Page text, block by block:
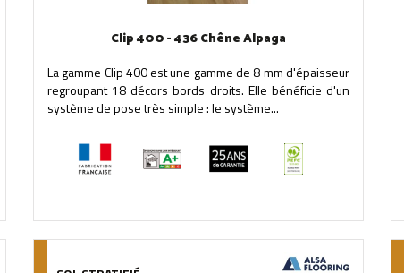
Clip 400 - 436 Chêne Alpaga
La gamme Clip 400 est une gamme de 8 mm d'épaisseur
regroupant 18 décors bords droits. Elle bénéficie d'un
système de pose très simple : le système...